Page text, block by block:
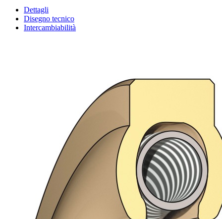
Dettagli
Disegno tecnico
Intercambiabilità